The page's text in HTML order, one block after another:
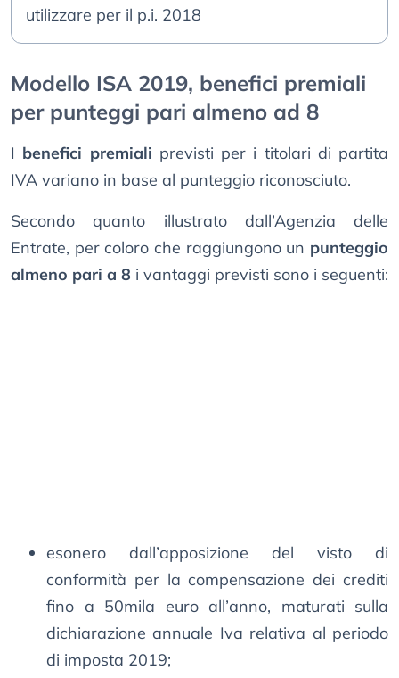
utilizzare per il p.i. 2018
Modello ISA 2019, benefici premiali
per punteggi pari almeno ad 8
I benefici premiali previsti per i titolari di partita
IVA variano in base al punteggio riconosciuto.
Secondo quanto illustrato dall’Agenzia delle
Entrate, per coloro che raggiungono un punteggio
almeno pari a 8 i vantaggi previsti sono i seguenti:
esonero dall’apposizione del visto di
conformità per la compensazione dei crediti
fino a 50mila euro all’anno, maturati sulla
dichiarazione annuale Iva relativa al periodo
di imposta 2019;